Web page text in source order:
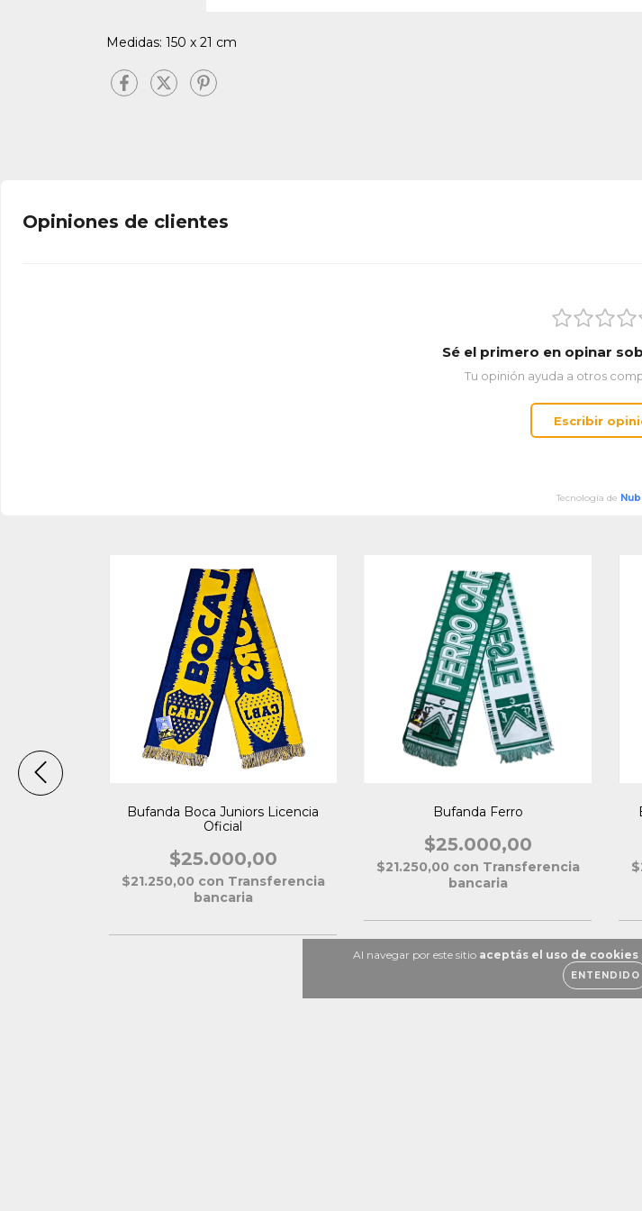
Al navegar por este sitio aceptás el uso de cookies
ENTENDIDO
Medidas: 150 x 21 cm
Opiniones de clientes
Sé el primero en opinar
Tu opinión ayuda a otros
Escribir
Tecnología de
Bufanda Boca Juniors Licencia
Oficial
$25.000,00
$21.250,00 con Transferencia
bancaria
Bufanda Ferro
$25.000,00
$21.250,00 con Transferencia
bancaria